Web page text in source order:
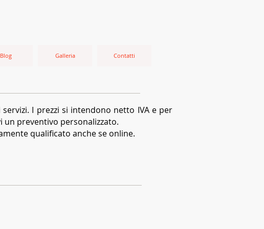
Blog Galleria Contatti
I prezzi si intendono netto IVA e per
preventivo personalizzato.
qualificato anche se online.